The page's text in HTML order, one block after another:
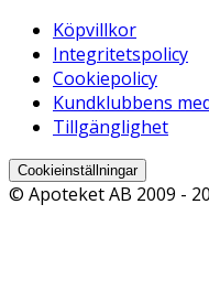
Köpvillkor
Integritetspolicy
Cookiepolicy
Kundklubbens
Tillgänglighet
Cookieinställningar
© Apoteket AB 2009 -